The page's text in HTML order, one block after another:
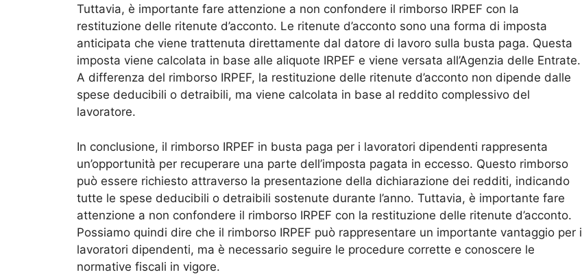
Tuttavia, è importante fare attenzione a non confondere il rimborso IRPEF con la
restituzione delle ritenute d’acconto. Le ritenute d’acconto sono una forma di imposta
anticipata che viene trattenuta direttamente dal datore di lavoro sulla busta paga. Questa
imposta viene calcolata in base alle aliquote IRPEF e viene versata all’Agenzia delle Entrate.
A differenza del rimborso IRPEF, la restituzione delle ritenute d’acconto non dipende dalle
spese deducibili o detraibili, ma viene calcolata in base al reddito complessivo del
lavoratore.
In conclusione, il rimborso IRPEF in busta paga per i lavoratori dipendenti rappresenta
un’opportunità per recuperare una parte dell’imposta pagata in eccesso. Questo rimborso
può essere richiesto attraverso la presentazione della dichiarazione dei redditi, indicando
tutte le spese deducibili o detraibili sostenute durante l’anno. Tuttavia, è importante fare
attenzione a non confondere il rimborso IRPEF con la restituzione delle ritenute d’acconto.
Possiamo quindi dire che il rimborso IRPEF può rappresentare un importante vantaggio per i
lavoratori dipendenti, ma è necessario seguire le procedure corrette e conoscere le
normative fiscali in vigore.